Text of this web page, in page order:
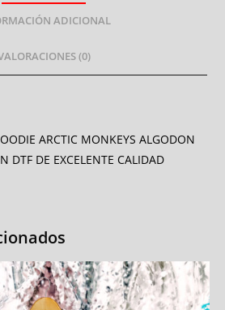
ADICIONAL
(0)
ARCTIC MONKEYS ALGODON
DTF DE EXCELENTE CALIDAD